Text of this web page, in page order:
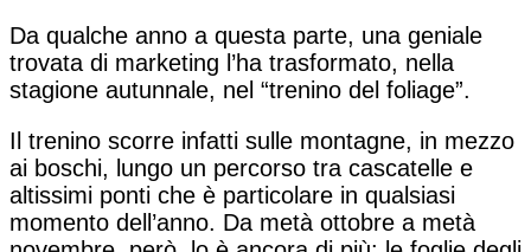
Da qualche anno a questa parte, una geniale
trovata di marketing l’ha trasformato, nella
stagione autunnale, nel “trenino del foliage”.
Il trenino scorre infatti sulle montagne, in mezzo
ai boschi, lungo un percorso tra cascatelle e
altissimi ponti che è particolare in qualsiasi
momento dell’anno. Da metà ottobre a metà